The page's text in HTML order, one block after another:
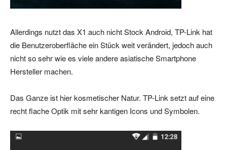
Allerdings nutzt das X1 auch nicht Stock Android, TP-Link hat
die Benutzeroberfläche ein Stück weit verändert, jedoch auch
nicht so sehr wie es viele andere asiatische Smartphone
Hersteller machen.
Das Ganze ist hier kosmetischer Natur. TP-Link setzt auf eine
recht flache Optik mit sehr kantigen Icons und Symbolen.